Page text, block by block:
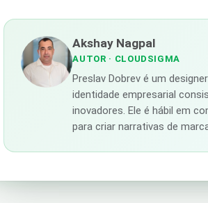
Akshay Nagpal
AUTOR · CLOUDSIGMA
Preslav Dobrev é um
identidade empresarial
inovadores. Ele é hábil em
para criar narrativas de